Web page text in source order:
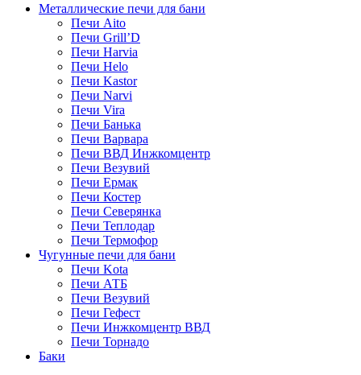
Металлические печи для бани
Печи Aito
Печи Grill’D
Печи Harvia
Печи Helo
Печи Kastor
Печи Narvi
Печи Vira
Печи Банька
Печи Варвара
Печи ВВД Инжкомцентр
Печи Везувий
Печи Ермак
Печи Костер
Печи Северянка
Печи Теплодар
Печи Термофор
Чугунные печи для бани
Печи Kota
Печи АТБ
Печи Везувий
Печи Гефест
Печи Инжкомцентр ВВД
Печи Торнадо
Баки